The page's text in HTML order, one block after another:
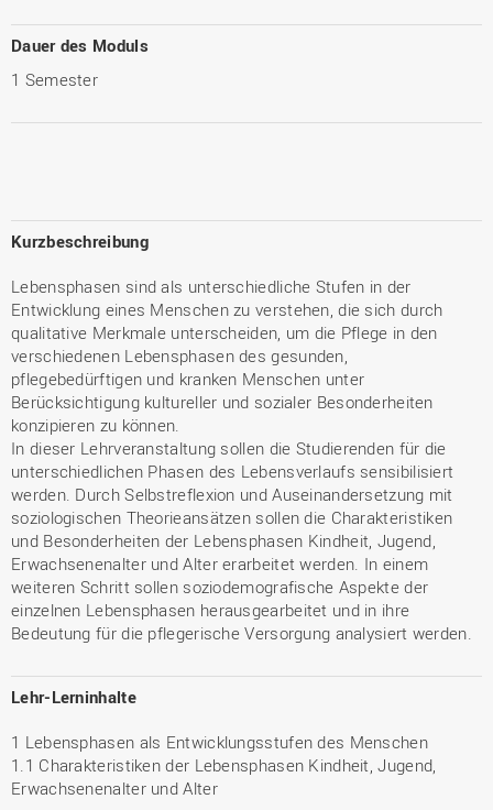
Dauer des Moduls
1 Semester
Kurzbeschreibung
Lebensphasen sind als unterschiedliche Stufen in der
Entwicklung eines Menschen zu verstehen, die sich durch
qualitative Merkmale unterscheiden, um die Pflege in den
verschiedenen Lebensphasen des gesunden,
pflegebedürftigen und kranken Menschen unter
Berücksichtigung kultureller und sozialer Besonderheiten
konzipieren zu können.
In dieser Lehrveranstaltung sollen die Studierenden für die
unterschiedlichen Phasen des Lebensverlaufs sensibilisiert
werden. Durch Selbstreflexion und Auseinandersetzung mit
soziologischen Theorieansätzen sollen die Charakteristiken
und Besonderheiten der Lebensphasen Kindheit, Jugend,
Erwachsenenalter und Alter erarbeitet werden. In einem
weiteren Schritt sollen soziodemografische Aspekte der
einzelnen Lebensphasen herausgearbeitet und in ihre
Bedeutung für die pflegerische Versorgung analysiert werden.
Lehr-Lerninhalte
1 Lebensphasen als Entwicklungsstufen des Menschen
1.1 Charakteristiken der Lebensphasen Kindheit, Jugend,
Erwachsenenalter und Alter